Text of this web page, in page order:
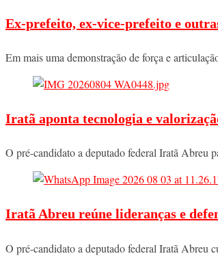
Ex-prefeito, ex-vice-prefeito e
Em mais uma demonstração de força e
Iratã aponta tecnologia e
O pré-candidato a deputado federal Iratã
Iratã Abreu reúne lideranças e
O pré-candidato a deputado federal Iratã Abreu